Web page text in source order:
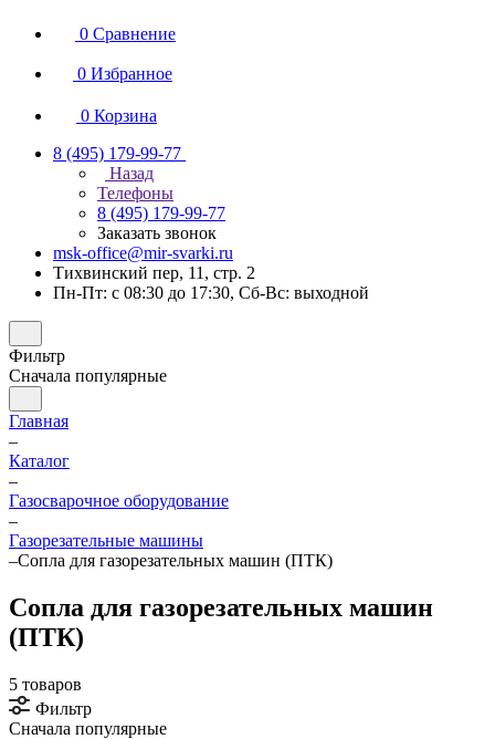
0 Сравнение
0 Избранное
0 Корзина
8 (495) 179-99-77
Назад
Телефоны
8 (495) 179-99-77
Заказать звонок
msk-office@mir-svarki.ru
Тихвинский пер, 11, стр. 2
Пн-Пт: с 08:30 до 17:30, Сб-Вс: выходной
Фильтр
Сначала популярные
Главная
–
Каталог
–
Газосварочное оборудование
–
Газорезательные машины
–Сопла для газорезательных машин (ПТК)
Сопла для газорезательных машин
(ПТК)
5 товаров
Фильтр
Сначала популярные